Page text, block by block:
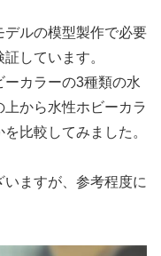
デルの模型製作で必要
しています。
カラーの3種類の水
から水性ホビーカラ
比較してみました。
ますが、参考程度に